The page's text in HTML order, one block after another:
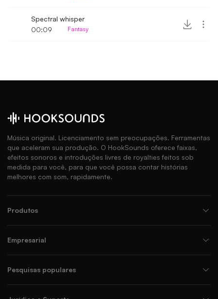
Spectral whisper
00:09
Fantasy
Música original. Licenciamento sem preocupações. Ferramentas
que aceleram sua produção. O HookSounds oferece faixas,
efeitos sonoros e introduções livres de royalties feitos sob
medida para você, para que você possa contar histórias
melhores com som, rapidamente.
Produtos
Empresarial
Pesquisas populares